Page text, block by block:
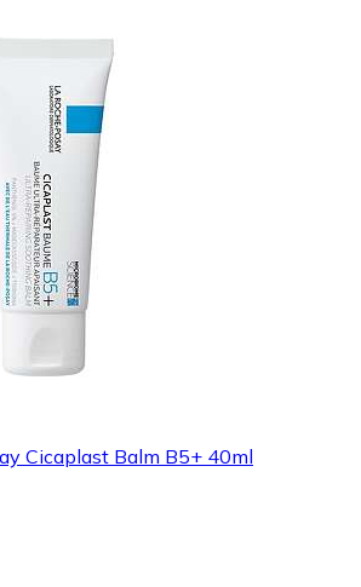
Cicaplast Balm B5+ 40ml